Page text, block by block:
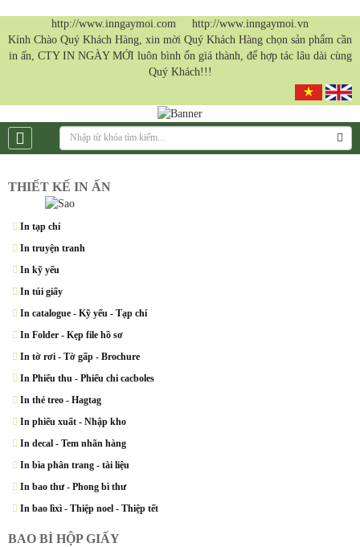
http://www.inngaymoi.com http://www.inngaymoi.vn
Kính Chào Quý Khách Hàng, xin mời Quý Khách Hàng chọn sản phẩm cần
in ấn, CTY IN NGÀY MỚI luôn bình ổn giá thành, để hợp tác lâu dài cùng
Quý Khách!!!
THIẾT KẾ IN ẤN
In tạp chí
In truyện tranh
In kỹ yếu
In túi giấy
In catalogue - Kỹ yếu - Tạp chí
In Folder - Kẹp file hồ sơ
In tờ rơi - Tờ gấp - Brochure
In Phiếu thu - Phiếu chi cacboles
In thẻ treo - Hagtag
In phiếu xuất - Nhập kho
In decal - Tem nhãn hàng
In bìa phân trang - tài liệu
In bao thư - Phong bì thư
In bao lìxì - Thiệp noel - Thiệp tết
BAO BÌ HỘP GIẤY